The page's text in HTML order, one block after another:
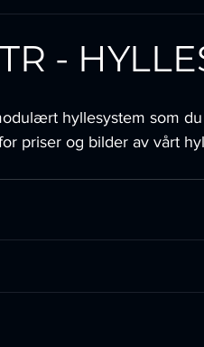
-
hyllesystem som
priser og bilder av vårt